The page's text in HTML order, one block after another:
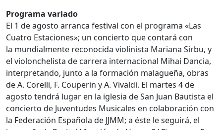
Programa variado
El 1 de agosto arranca festival con el programa «Las
Cuatro Estaciones»; un concierto que contará con
la mundialmente reconocida violinista Mariana Sirbu, y
el violonchelista de carrera internacional Mihai Dancia,
interpretando, junto a la formación malagueña, obras
de A. Corelli, F. Couperin y A. Vivaldi. El martes 4 de
agosto tendrá lugar en la iglesia de San Juan Bautista el
concierto de Juventudes Musicales en colaboración con
la Federación Española de JJMM; a éste le seguirá, el